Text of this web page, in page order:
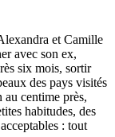
et Camille
avec son ex,
six mois, sortir
des pays visités
au centime près,
habitudes, des
: tout